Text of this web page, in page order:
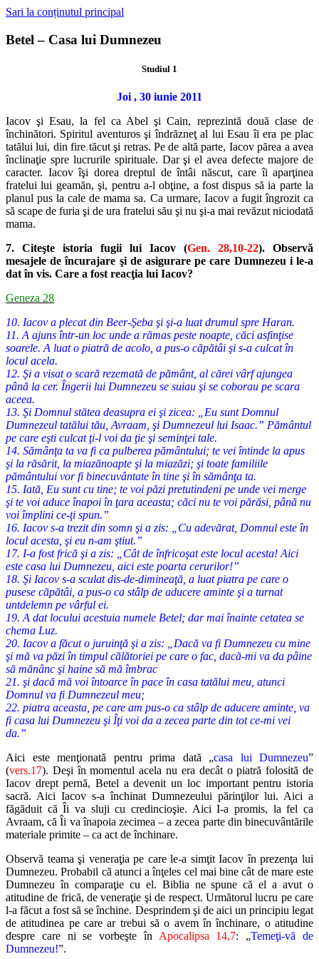
Sari la conținutul principal
Betel – Casa lui Dumnezeu
Studiul 1
Joi , 30 iunie 2011
Iacov şi Esau, la fel ca Abel şi Cain, reprezintă două clase de
închinători. Spiritul aventuros şi îndrăzneţ al lui Esau îi era pe plac
tatălui lui, din fire tăcut şi retras. Pe de altă parte, Iacov părea a avea
înclinaţie spre lucrurile spirituale. Dar şi el avea defecte majore de
caracter. Iacov îşi dorea dreptul de întâi născut, care îi aparţinea
fratelui lui geamăn, şi, pentru a-l obţine, a fost dispus să ia parte la
planul pus la cale de mama sa. Ca urmare, Iacov a fugit îngrozit ca
să scape de furia şi de ura fratelui său şi nu şi-a mai revăzut niciodată
mama.
7. Citeşte istoria fugii lui Iacov (Gen. 28,10-22). Observă
mesajele de încurajare şi de asigurare pe care Dumnezeu i le-a
dat în vis. Care a fost reacţia lui Iacov?
Geneza 28
10. Iacov a plecat din Beer-Şeba şi şi-a luat drumul spre Haran.
11. A ajuns într-un loc unde a rămas peste noapte, căci asfinţise
soarele. A luat o piatră de acolo, a pus-o căpătâi şi s-a culcat în
locul acela.
12. Şi a visat o scară rezemată de pământ, al cărei vârf ajungea
până la cer. Îngerii lui Dumnezeu se suiau şi se coborau pe scara
aceea.
13. Şi Domnul stătea deasupra ei şi zicea: „Eu sunt Domnul
Dumnezeul tatălui tău, Avraam, şi Dumnezeul lui Isaac.” Pământul
pe care eşti culcat ţi-l voi da ţie şi seminţei tale.
14. Sămânţa ta va fi ca pulberea pământului; te vei întinde la apus
şi la răsărit, la miazănoapte şi la miazăzi; şi toate familiile
pământului vor fi binecuvântate în tine şi în sămânţa ta.
15. Iată, Eu sunt cu tine; te voi păzi pretutindeni pe unde vei merge
şi te voi aduce înapoi în ţara aceasta; căci nu te voi părăsi, până nu
voi împlini ce-ţi spun.”
16. Iacov s-a trezit din somn şi a zis: „Cu adevărat, Domnul este în
locul acesta, şi eu n-am ştiut.”
17. I-a fost frică şi a zis: „Cât de înfricoşat este locul acesta! Aici
este casa lui Dumnezeu, aici este poarta cerurilor!”
18. Şi Iacov s-a sculat dis-de-dimineaţă, a luat piatra pe care o
pusese căpătâi, a pus-o ca stâlp de aducere aminte şi a turnat
untdelemn pe vârful ei.
19. A dat locului acestuia numele Betel; dar mai înainte cetatea se
chema Luz.
20. Iacov a făcut o juruinţă şi a zis: „Dacă va fi Dumnezeu cu mine
şi mă va păzi în timpul călătoriei pe care o fac, dacă-mi va da pâine
să mănânc şi haine să mă îmbrac
21. şi dacă mă voi întoarce în pace în casa tatălui meu, atunci
Domnul va fi Dumnezeul meu;
22. piatra aceasta, pe care am pus-o ca stâlp de aducere aminte, va
fi casa lui Dumnezeu şi Îţi voi da a zecea parte din tot ce-mi vei
da.”
Aici este menţionată pentru prima dată „casa lui Dumnezeu”
(vers.17). Deşi în momentul acela nu era decât o piatră folosită de
Iacov drept pernă, Betel a devenit un loc important pentru istoria
sacră. Aici Iacov s-a închinat Dumnezeului părinţilor lui. Aici a
făgăduit că Îi va sluji cu credincioşie. Aici I-a promis, la fel ca
Avraam, că Îi va înapoia zecimea – a zecea parte din binecuvântările
materiale primite – ca act de închinare.
Observă teama şi veneraţia pe care le-a simţit Iacov în prezenţa lui
Dumnezeu. Probabil că atunci a înţeles cel mai bine cât de mare este
Dumnezeu în comparaţie cu el. Biblia ne spune că el a avut o
atitudine de frică, de veneraţie şi de respect. Următorul lucru pe care
l-a făcut a fost să se închine. Desprindem şi de aici un principiu legat
de atitudinea pe care ar trebui să o avem în închinare, o atitudine
despre care ni se vorbeşte în Apocalipsa 14,7: „Temeţi-vă de
Dumnezeu!”.